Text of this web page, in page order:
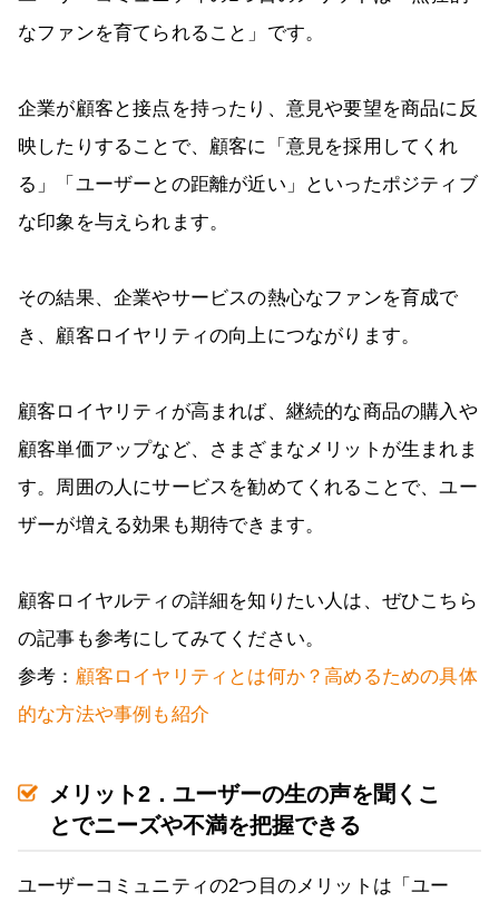
なファンを育てられること」です。
企業が顧客と接点を持ったり、意見や要望を商品に反
映したりすることで、顧客に「意見を採用してくれ
る」「ユーザーとの距離が近い」といったポジティブ
な印象を与えられます。
その結果、企業やサービスの熱心なファンを育成で
き、顧客ロイヤリティの向上につながります。
顧客ロイヤリティが高まれば、継続的な商品の購入や
顧客単価アップなど、さまざまなメリットが生まれま
す。周囲の人にサービスを勧めてくれることで、ユー
ザーが増える効果も期待できます。
顧客ロイヤルティの詳細を知りたい人は、ぜひこちら
の記事も参考にしてみてください。
参考： 顧客ロイヤリティとは何か？高めるための具体
的な方法や事例も紹介
メリット2．ユーザーの生の声を聞くこ
とでニーズや不満を把握できる
ユーザーコミュニティの2つ目のメリットは「ユー